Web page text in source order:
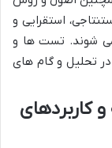
استقرایی و
شوند. تست ها و
تحلیل و گام های
و کاربردهای